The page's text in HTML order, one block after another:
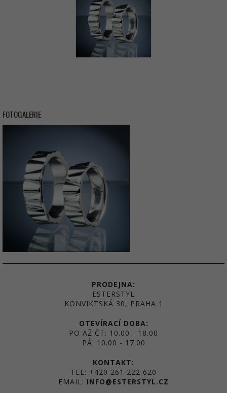
FOTOGALERIE
PRODEJNA:
ESTERSTYL
KONVIKTSKÁ 30, PRAHA 1
OTEVÍRACÍ DOBA:
PO AŽ ČT: 10.00 - 18.00
PÁ: 10.00 - 17.00
KONTAKT:
TEL: +420 261 222 620
EMAIL: INFO@ESTERSTYL.CZ